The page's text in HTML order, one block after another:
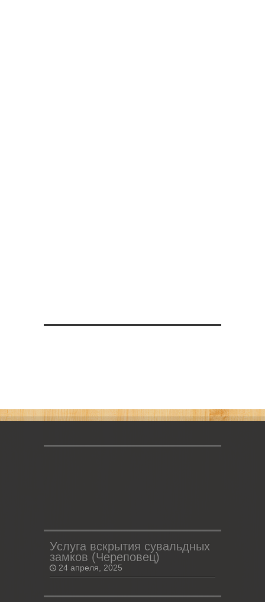
Услуга вскрытия сувальдных
замков (Череповец)
24 апреля, 2025